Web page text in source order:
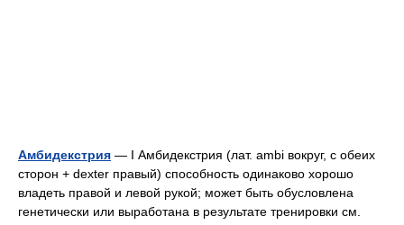
Амбидекстрия — I Амбидекстрия (лат. ambi вокруг, с обеих
сторон + dexter правый) способность одинаково хорошо
владеть правой и левой рукой; может быть обусловлена
генетически или выработана в результате тренировки см.